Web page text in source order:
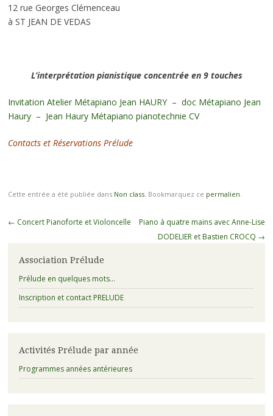
12 rue Georges Clémenceau
à ST JEAN DE VEDAS
L’interprétation pianistique concentrée en 9 touches
Invitation Atelier Métapiano Jean HAURY– doc Métapiano Jean
Haury– Jean Haury Métapiano pianotechnie CV
Contacts et Réservations Prélude
Cette entrée a été publiée dans Non class. Bookmarquez ce permalien
Navigation
← Concert Pianoforte et Violoncelle
Piano à quatre mains avec Anne-Lise
DODELIER et Bastien CROCQ →
Association Prélude
Prélude en quelques mots…
Inscription et contact PRELUDE
Activités Prélude par année
Programmes années antérieures